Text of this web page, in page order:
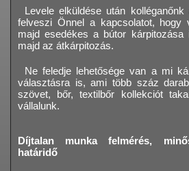
Levele elküldése után
felveszi Önnel a kapcsolatot, hogy
majd esedékes a bútor kárpitozása
majd az átkárpitozás.
Ne feledje lehetősége van a mi
választásra is, ami több száz
szövet, bőr, textilbőr kollekciót
vállalunk.
Díjtalan munka felmérés,
határidő